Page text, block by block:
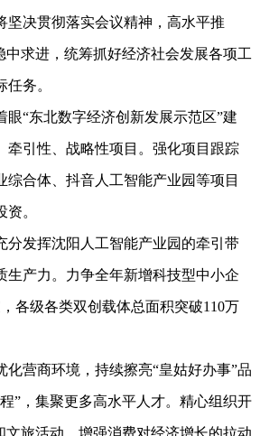
决贯彻落实会议精神，高水平推
中求进，统筹抓好经济社会发展各项工
务。
“东北数字经济创新发展示范区”建
牵引性、战略性项目。强化项目跟踪
综合体、抖音人工智能产业园等项目
。
发挥沈阳人工智能产业园的牵引带
生产力。力争全年新增科技型中小企
各级各类双创载体总面积突破110万
营商环境，持续擦亮“皇姑好办事”品
”，集聚更多高水平人才。精心组织开
文旅活动，增强消费对经济增长的拉动